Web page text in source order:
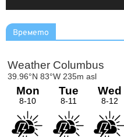
Времето